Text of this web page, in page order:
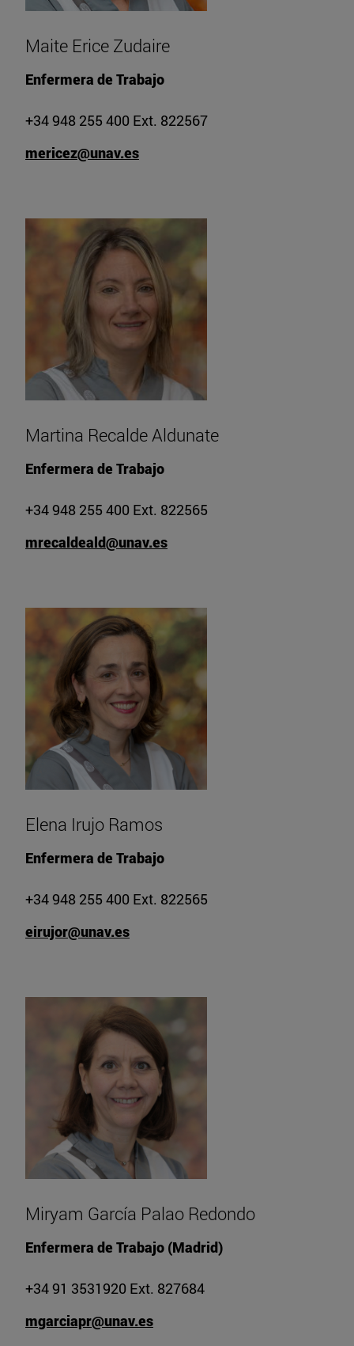
Maite Erice Zudaire
Enfermera de Trabajo
+34 948 255 400 Ext. 822567
mericez@unav.es
Martina Recalde Aldunate
Enfermera de Trabajo
+34 948 255 400 Ext. 822565
mrecaldeald@unav.es
Elena Irujo Ramos
Enfermera de Trabajo
+34 948 255 400 Ext. 822565
eirujor@unav.es
Miryam García Palao Redondo
Enfermera de Trabajo (Madrid)
+34 91 3531920 Ext. 827684
mgarciapr@unav.es